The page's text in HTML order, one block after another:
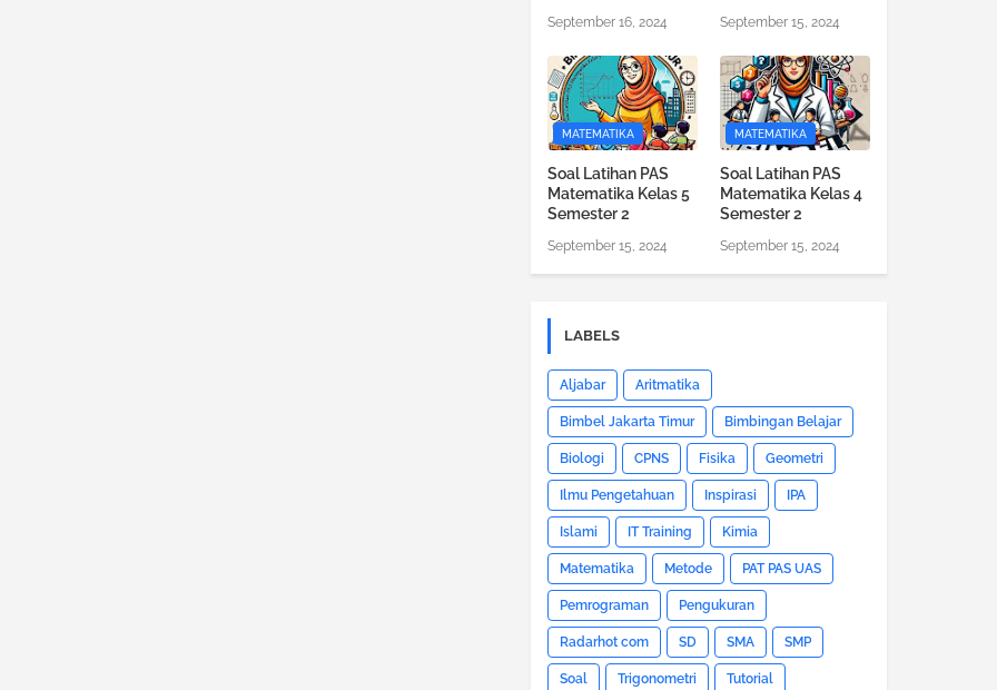
September 16, 2024 September 15, 2024
MATEMATIKA
Soal Latihan PAS
Matematika Kelas 5
Semester 2
September 15, 2024
MATEMATIKA
Soal Latihan PAS
Matematika Kelas 4
Semester 2
September 15, 2024
LABELS
Aljabar Aritmatika
Bimbel Jakarta Timur Bimbingan Belajar
Biologi CPNS Fisika Geometri
Ilmu Pengetahuan Inspirasi IPA
Islami IT Training Kimia
Matematika Metode PAT PAS UAS
Pemrograman Pengukuran
Radarhot com SD SMA SMP
Soal Trigonometri Tutorial